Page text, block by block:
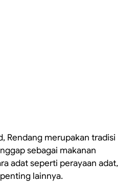
Rendang merupakan tradisi
sebagai makanan
adat seperti perayaan adat,
lainnya.